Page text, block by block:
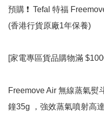
預購 ❗  Tefal 特福
(香港行貨原廠1年保養)
[家電專區貨品購物滿
Freemove Air 無線蒸氣熨
鐘35g ，強效蒸氣噴射高